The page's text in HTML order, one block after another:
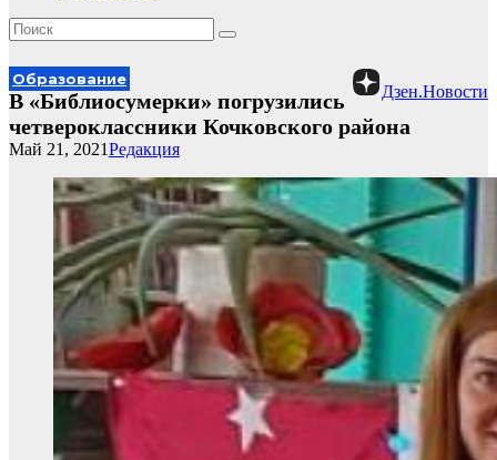
Дзен.Новости
Образование
В «Библиосумерки» погрузились
четвероклассники Кочковского района
Редакция
Май 21, 2021